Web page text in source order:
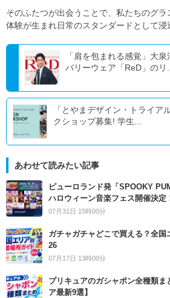
そのふたつが出会うことで、私たちのグ
体験が生まれ日常のスタンダードとして浸
「肩を包まれる感覚」大
バリーウェア「ReD」のリ...
「とやまデザイン・トライア
クショップ募集! 学生...
あわせて読みたい記事
ピューロランド発「SPOOKY
ハロウィーン音楽フェス開催決定
07月31日 15時00分
ガチャガチャどこで買える？全
26
07月17日 13時00分
プリキュアのガシャポン全種類ま
ア最新9選】